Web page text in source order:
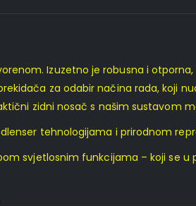
Izuzetno je robusna i
za odabir načina rada, koji
zidni nosač s našim sustavom
tehnologijama i prirodnom
svjetlosnim funkcijama – koji se u